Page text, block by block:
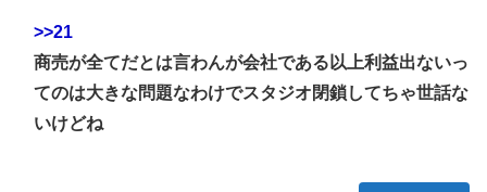
>>21
商売が全てだとは言わんが会社である以上利益出ないっ
てのは大きな問題なわけでスタジオ閉鎖してちゃ世話な
いけどね